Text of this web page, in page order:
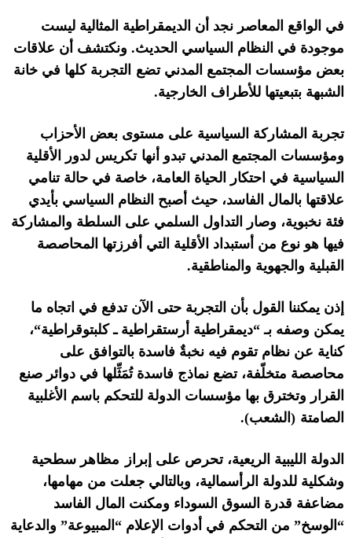
في الواقع المعاصر نجد أن الديمقراطية المثالية ليست
موجودة في النظام السياسي الحديث. ونكتشف أن علاقات
بعض مؤسسات المجتمع المدنيتضع التجربة كلها في خانة
الشبهة بتبعيتها للأطراف الخارجية.
تجربة المشاركة السياسية على مستوى بعض الأحزاب
ومؤسسات المجتمع المدني تبدو أنها تكريس لدور
الأقلية
السياسية في احتكار الحياة العامة، خاصة في حالة تنامي
علاقتها بالمال الفاسد، حيث أصبح النظام السياسي بأيدي
فئة نخبوية، وصار
التداول السلمي على السلطة والمشاركة
فيها هو نوع من أستبداد الأقلية التي أفرزتها المحاصصة
القبلية والجهوية والمناطقية.
إذن يمكننا القول بأن التجربة حتى الآن تدفع في اتجاه ما
يمكن وصفه بـ “ديمقراطية أرستقراطيةـكلبتوقراطية“،
كناية عن نظامتقوم فيه نخبةٌ فاسدة بالتوافق على
محاصصة متخلفة،تضع نماذج فاسدةتُمَثِّلها في دوائر صنع
القرار وتخترق بها مؤسسات الدولة للتحكم باسم الأغلبية
الصامتة ( الشعب).
الدولة الليبية الريعية،تحرص على إبراز مظاهر سطحية
وشكلية للدولة الرأسمالية، وبالتالي جعلت من مهامها،
مضاعفة قدرة السوق السوداء ومكنت المال الفاسد
“ الوسخ” من التحكم في أدوات الإعلام “ المبيوعة” والدعاية